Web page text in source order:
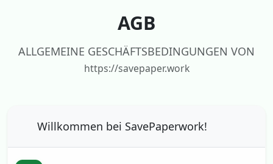
AGB
ALLGEMEINE GESCHÄFTSBEDINGUNGEN VON
https://savepaper.work
Willkommen bei SavePaperwork!